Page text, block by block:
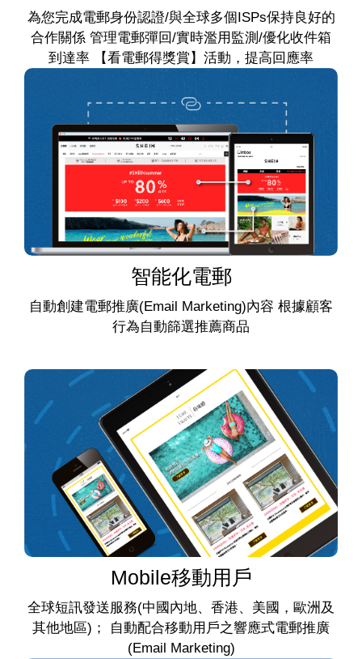
為您完成電郵身份認證/與全球多個ISPs保持良好的
合作關係 管理電郵彈回/實時濫用監測/優化收件箱
到達率 【看電郵得獎賞】活動，提高回應率
智能化電郵
自動創建電郵推廣(Email Marketing)內容 根據顧客
行為自動篩選推薦商品
Mobile移動用戶
全球短訊發送服務(中國內地、香港、美國，歐洲及
其他地區)； 自動配合移動用戶之響應式電郵推廣
(Email Marketing)